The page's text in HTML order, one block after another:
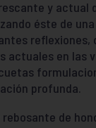
y actual
éste de
reflexiones,
actuales en las
profunda.
de